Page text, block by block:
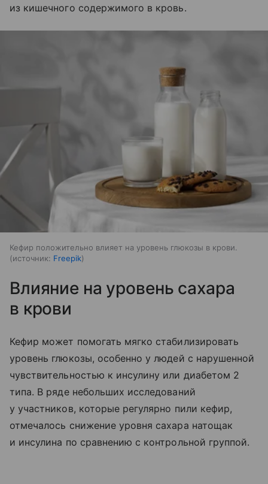
из кишечного содержимого в кровь.
Кефир положительно влияет на уровень глюкозы в крови.
источник: Freepik
Влияние на уровень сахара
в крови
Кефир может помогать мягко стабилизировать
уровень глюкозы, особенно у людей с нарушенной
чувствительностью к инсулину или диабетом 2
типа. В ряде небольших исследований
у участников, которые регулярно пили кефир,
отмечалось снижение уровня сахара натощак
и инсулина по сравнению с контрольной группой.